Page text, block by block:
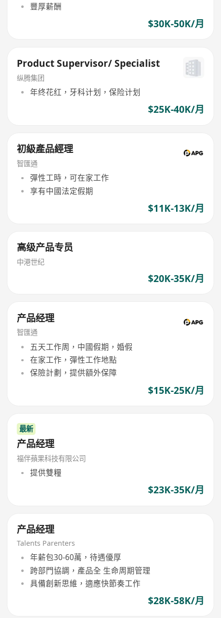
豐厚薪酬
$30K-50K/月
Product Supervisor/ Specialist
纵腾集团
年终花红，牙科计划，保险计划
$25K-40K/月
初級產品經理
智匯通
彈性工時，可在家工作
享有中國法定假期
$11K-13K/月
高级产品专员
中港世纪
$20K-35K/月
产品经理
智匯通
五天工作周，中國假期，婚假
在家工作，彈性工作地點
保險計劃，提供額外保障
$15K-25K/月
最新
产品经理
福伴蘋果科技有限公司
提供雙糧
$23K-35K/月
产品经理
Talents Parenters
年薪包30-60萬，待遇優厚
跨部門協調，產品全 生命周期管理
具備創新思維，適應快節奏工作
$28K-58K/月